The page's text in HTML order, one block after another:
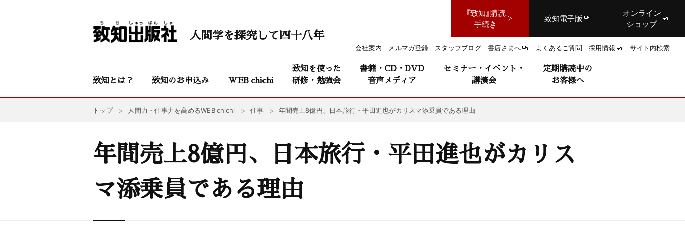
『致知』購読
手続き
致知電子版
オンライン
ショップ
会社案内 メルマガ登録 スタッフブログ 書店さまへ よくあるご質問 採用情報 サイト内検索
人間学を探究して四十八年
致知とは？ 致知のお申込み WEB chichi
致知を使った
研修・勉強会
書籍・CD・DVD
音声メディア
セミナー・イベント・
講演会
定期購読中の
お客様へ
トップ 人間力・仕事力を高めるWEB chichi 仕事 年間売上8億円、日本旅行・平田進也がカリスマ添乗員である理由
年間売上8億円、日本旅行・平田進也がカリス
マ添乗員である理由